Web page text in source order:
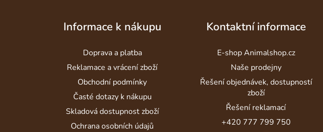
Informace k nákupu
Doprava a platba
Reklamace a vrácení zboží
Obchodní podmínky
Časté dotazy k nákupu
Skladová dostupnost zboží
Ochrana osobních údajů
Kontaktní informace
E-shop Animalshop.cz
Naše prodejny
Řešení objednávek, dostupností
zboží
Řešení reklamací
+420 777 799 750